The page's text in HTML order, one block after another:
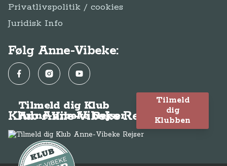
Privatlivspolitik / cookies
Juridisk Info
Følg Anne-Vibeke:
FacebookInstagramYouTube
Klub Anne-Vibeke Rejser
Tilmeld dig Klub
Anne-Vibeke Rejser
Tilmeld
dig
Klubben